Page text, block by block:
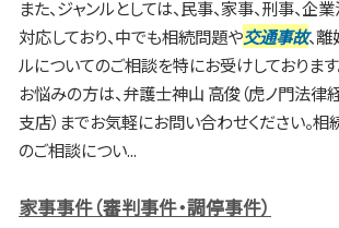
また、ジャンルとしては、民事、家事、刑事、企
対応しており、中でも相続問題や交通事故、
ルについてのご相談を特にお受けしておりま
お悩みの方は、弁護士神山 高俊（虎ノ門法
支店）までお気軽にお問い合わせください。相
のご相談につい...
家事事件（審判事件・調停事件）